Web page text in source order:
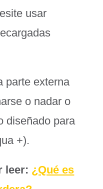
usar
parte externa
o nadar o
diseñado para
+).
leer: ¿Qué es